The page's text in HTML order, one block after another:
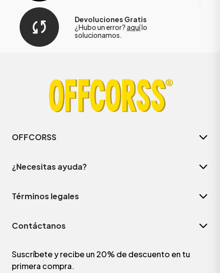
Devoluciones Gratis
¿Hubo un error?aquílo
solucionamos.
OFFCORSS
¿Necesitas ayuda?
Términos legales
Contáctanos
Suscríbete y recibe un 20% de descuento en tu
primera compra.